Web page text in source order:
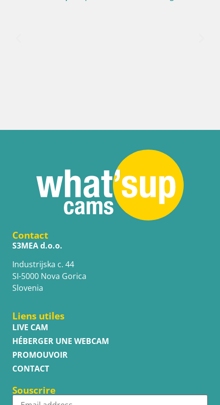
Contact
S3MEA d.o.o.
Industrijska c. 44
SI-5000 Nova Gorica
Slovenia
Liens utiles
LIVE CAM
HÉBERGER UNE WEBCAM
PROMOUVOIR
CONTACT
Souscrire